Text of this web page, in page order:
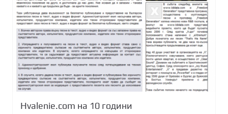
Hvalenie.com на 10 години